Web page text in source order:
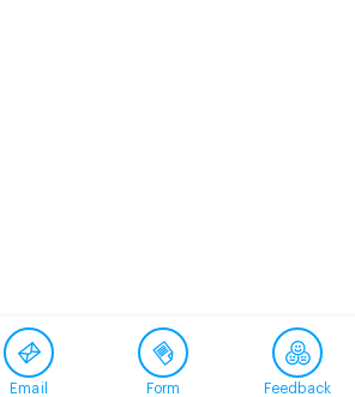
Email Form Feedback